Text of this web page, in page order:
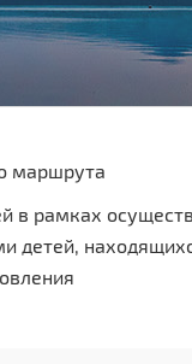
маршрута
в рамках
детей,